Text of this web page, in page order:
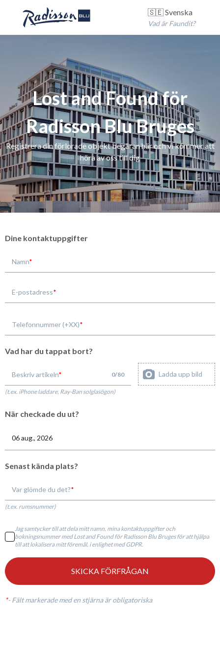
🇸🇪 Svenska
Vad är Faundit?
Lost and Found för
Radisson Blu Bruges
Registrera din förlorade objekt begäran här och vi kommer att
höra av oss till dig
Dine kontaktuppgifter
Namn
E-postadress
Telefonnummer (+XX)
Vad har du tappat bort?
Beskriv artikeln 0/80 Ladda upp bild
(t.ex. iPhone laddare, Ray-Ban solglasögon)
När checkade du ut?
Senast kända plats?
Var glömde du det?
(t.ex. rumsnummer)
Jag samtycker till att dela mitt namn, mina kontaktuppgifter och
bokningsnummer med Lost and Found för Radisson Blu Bruges för att hjälpa
till att lokalisera mitt föremål, i enlighet med GDPR.
SKICKA FÖRFRÅGAN
*- Fält markerade med en stjärna är obligatoriska